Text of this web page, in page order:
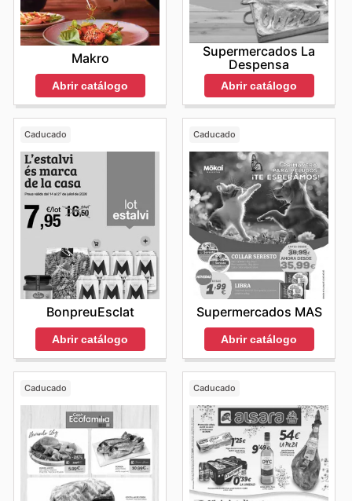
Makro
Abrir catálogo
Supermercados La
Despensa
Abrir catálogo
Caducado
BonpreuEsclat
Abrir catálogo
Caducado
Supermercados MAS
Abrir catálogo
Caducado Caducado